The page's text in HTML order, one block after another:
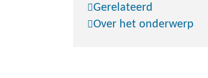
Gerelateerd
Over het onderwerp